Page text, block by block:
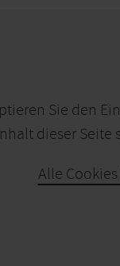
Sie den
dieser Seite
Alle